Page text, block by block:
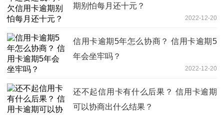
期别怕每月还十元？
2022-12-20
信用卡逾期5年怎么协商？ 信用卡逾期5
年会坐牢吗？
2022-12-20
还不起信用卡有什么后果？ 信用卡逾期
可以协商出什么结果？